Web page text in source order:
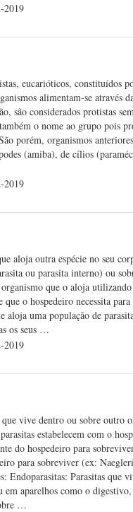
2019
eucarióticos, constituídos
alimentam-se através
são considerados protistas
o nome ao grupo pois
porém, organismos
(amiba), de cílios
2019
aloja outra espécie no seu
ou parasita interno) ou
que o aloja
que o hospedeiro necessita
aloja uma população de
os seus …
2019
vive dentro ou sobre
estabelecem com o
do hospedeiro para
para sobreviver (ex:
Endoparasitas: Parasitas
em aparelhos como o
…